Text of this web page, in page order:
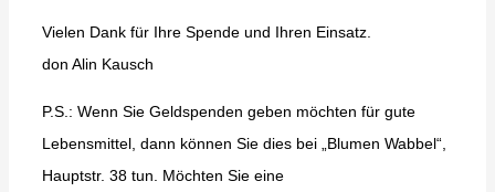
Vielen Dank für Ihre Spende und Ihren Einsatz.
don Alin Kausch
P.S.: Wenn Sie Geldspenden geben möchten für gute
Lebensmittel, dann können Sie dies bei „Blumen Wabbel“,
Hauptstr. 38 tun. Möchten Sie eine